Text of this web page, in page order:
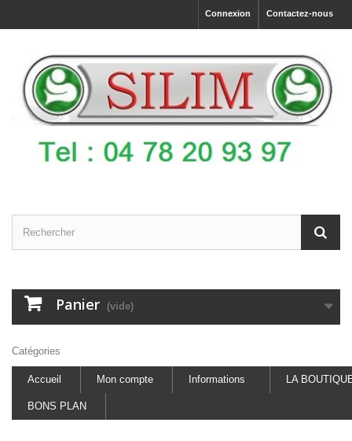
Contactez-nous
Connexion
Panier (vide)
Catégories
Accueil Mon compte Informations LA
BONS PLAN